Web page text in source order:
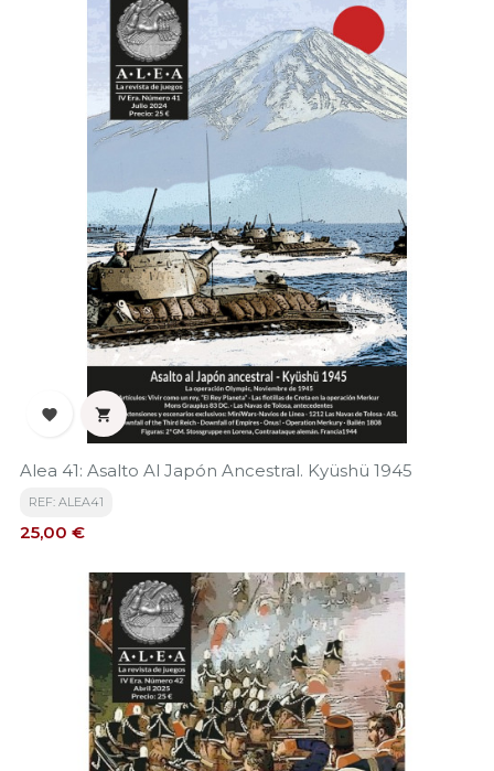
 
Alea 41: Asalto Al Japón Ancestral. Kyüshü 1945
REF: ALEA41
Precio
25,00 €